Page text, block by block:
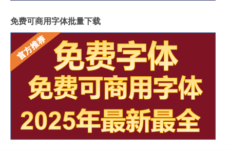
免费可商用字体批量下载